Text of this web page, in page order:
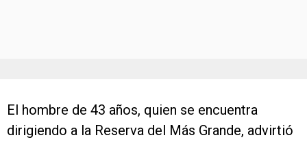
El hombre de 43 años, quien se encuentra
dirigiendo a la Reserva del Más Grande, advirtió